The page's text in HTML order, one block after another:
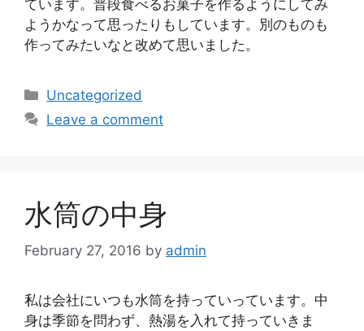
ています。普段食べるお菓子を作るようにしてみ
ようかなって思ったりもしています。別のものも
作ってみたいなと改めて思いました。
Categories
Uncategorized
Leave a comment
水筒の中身
February 27, 2016 by admin
私は会社にいつも水筒を持っていっています。中
身は季節を問わず、熱湯を入れて持っていきま